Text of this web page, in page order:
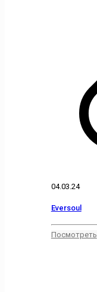
04.03.24
Eversoul
Посмотреть